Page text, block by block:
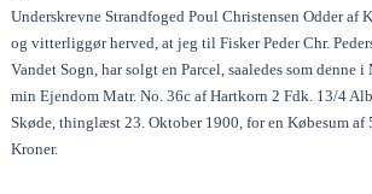
Underskrevne Strandfoged Poul Christensen Odder af
og vitterliggør herved, at jeg til Fisker Peder Chr.
Vandet Sogn, har solgt en Parcel, saaledes som denne
min Ejendom Matr. No. 36c af Hartkorn 2 Fdk. 13/4
Skøde, thinglæst 23. Oktober 1900, for en Købesum af
Kroner.